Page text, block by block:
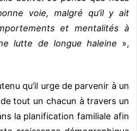
voie, malgré qu’il y ait
et mentalités à
lutte de longue haleine »,
qu’il urge de parvenir à un
tout un chacun à travers un
la planification familiale afin